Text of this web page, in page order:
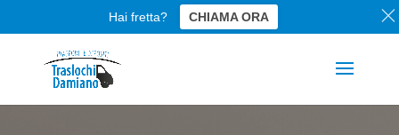
Hai fretta? CHIAMA ORA